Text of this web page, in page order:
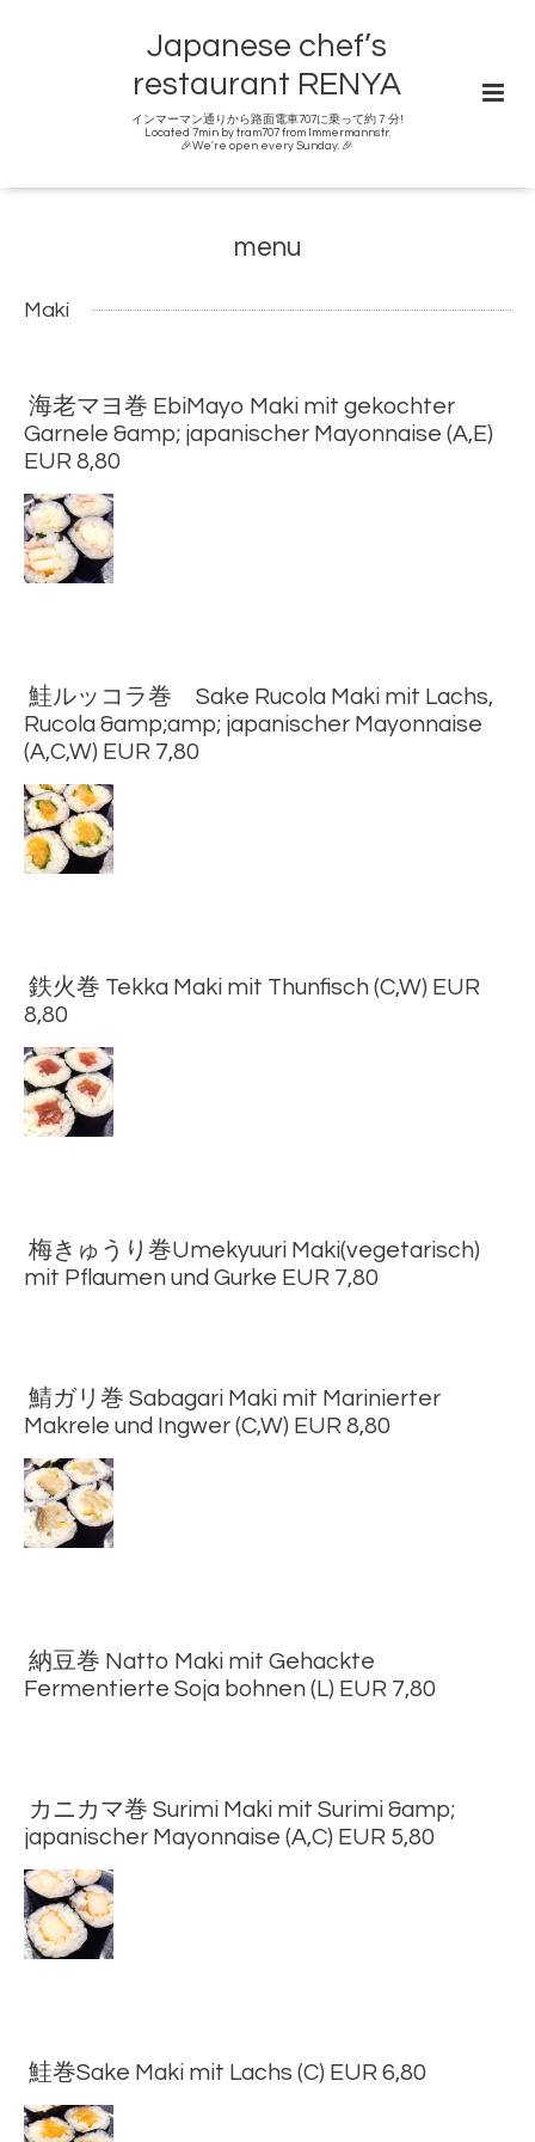
Japanese chef’s
restaurant RENYA
インマーマン通りから路面電車707に乗って約７分!
Located 7min by tram707 from Immermannstr.
🎉We're open every Sunday. 🎉
menu
Maki
海老マヨ巻 EbiMayo Maki mit gekochter
Garnele &amp; japanischer Mayonnaise (A,E)
EUR 8,80
鮭ルッコラ巻 Sake Rucola Maki mit Lachs,
Rucola &amp;amp; japanischer Mayonnaise
(A,C,W) EUR 7,80
鉄火巻 Tekka Maki mit Thunfisch (C,W) EUR
8,80
梅きゅうり巻Umekyuuri Maki(vegetarisch)
mit Pflaumen und Gurke EUR 7,80
鯖ガリ巻 Sabagari Maki mit Marinierter
Makrele und Ingwer (C,W) EUR 8,80
納豆巻 Natto Maki mit Gehackte
Fermentierte Soja bohnen (L) EUR 7,80
カニカマ巻 Surimi Maki mit Surimi &amp;
japanischer Mayonnaise (A,C) EUR 5,80
鮭巻Sake Maki mit Lachs (C) EUR 6,80